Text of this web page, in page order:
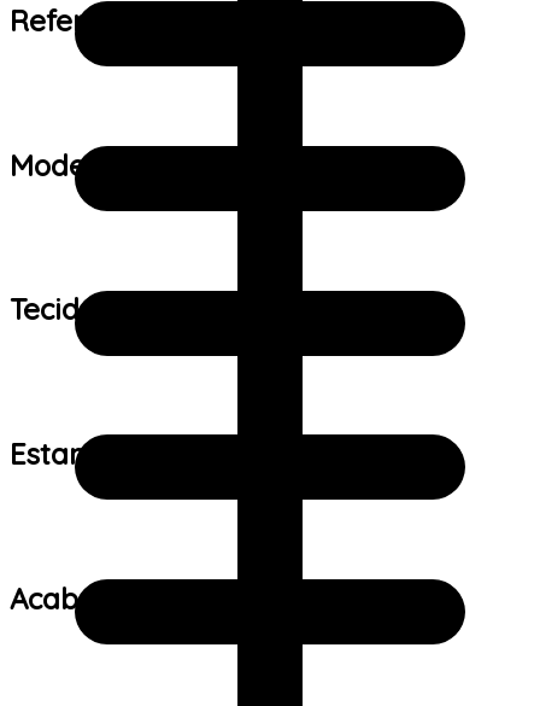
Referência de tamanho:
Modelo:
Tecido:
Estampa:
Acabamento: